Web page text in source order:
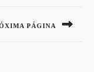
PÁGINA